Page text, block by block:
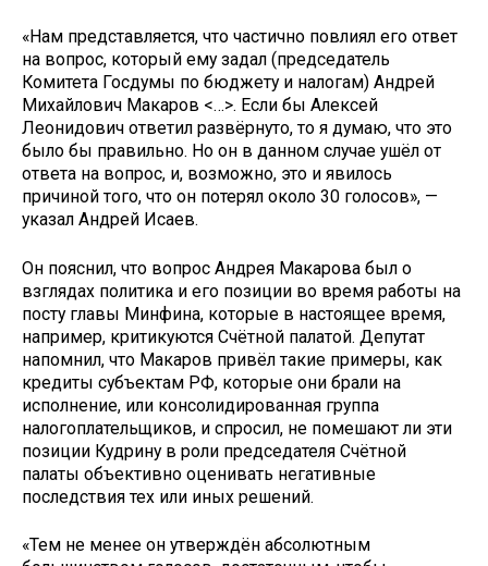
«Нам представляется, что частично повлиял его ответ
на вопрос, который ему задал (председатель
Комитета Госдумы по бюджету и налогам) Андрей
Михайлович Макаров <…>. Если бы Алексей
Леонидович ответил развёрнуто, то я думаю, что это
было бы правильно. Но он в данном случае ушёл от
ответа на вопрос, и, возможно, это и явилось
причиной того, что он потерял около 30 голосов», —
указал Андрей Исаев.
Он пояснил, что вопрос Андрея Макарова был о
взглядах политика и его позиции во время работы на
посту главы Минфина, которые в настоящее время,
например, критикуются Счётной палатой. Депутат
напомнил, что Макаров привёл такие примеры, как
кредиты субъектам РФ, которые они брали на
исполнение, или консолидированная группа
налогоплательщиков, и спросил, не помешают ли эти
позиции Кудрину в роли председателя Счётной
палаты объективно оценивать негативные
последствия тех или иных решений.
«Тем не менее он утверждён абсолютным